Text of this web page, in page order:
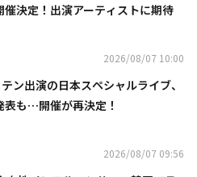
催決定！出演アーティストに期待
2026/08/07 10:00
ン出演の日本スペシャルライブ、
表も…開催が再決定！
2026/08/07 09:56